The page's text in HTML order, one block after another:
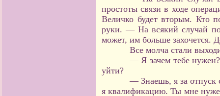
простоты связи в ходе
Величко будет вторым. Кто
руки. — На всякий случай
может, им больше захочется.
Все молча стали
— Я зачем тебе
уйти?
— Знаешь, я за отпуск
я квалификацию. Ты мне